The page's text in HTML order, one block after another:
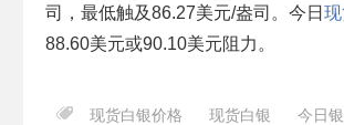
司，最低触及86.27美元/盎司。今日
88.60美元或90.10美元阻力。
现货白银价格 现货白银 今日